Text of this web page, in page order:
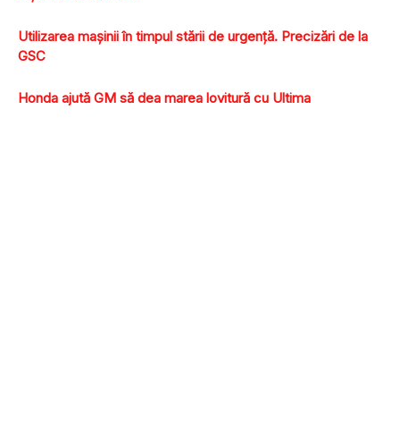
Utilizarea maşinii în timpul stării de urgenţă. Precizări de la
GSC
Honda ajută GM să dea marea lovitură cu Ultima